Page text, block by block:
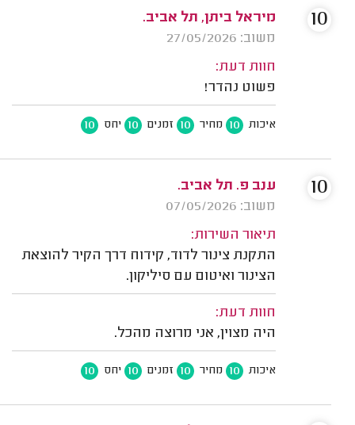
מיראל ביתן, תל אביב.
משוב: 27/05/2026
חוות דעת:
פשוט נהדר!
איכות 10 מחיר 10 זמנים 10 יחס 10
10
ענב פ. תל אביב.
משוב: 07/05/2026
תיאור השירות:
התקנת צינור לדוד, קידוח דרך הקיר להוצאת
הצינור ואיטום עם סיליקון.
חוות דעת:
היה מצוין, אני מרוצה מהכל.
איכות 10 מחיר 10 זמנים 10 יחס 10
10